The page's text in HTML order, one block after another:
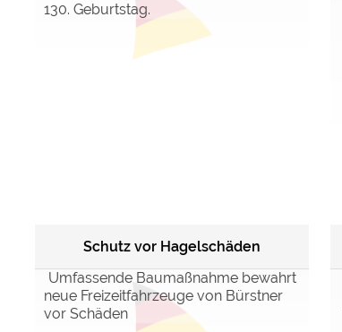
130. Geburtstag.
Schutz vor Hagelschäden
Umfassende Baumaßnahme bewahrt
neue Freizeitfahrzeuge von Bürstner
vor Schäden